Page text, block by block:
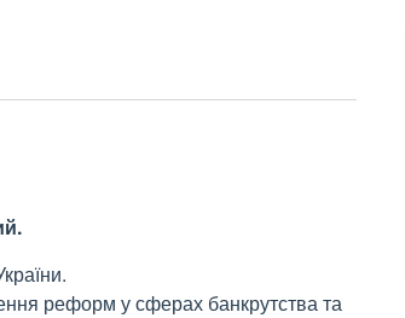
реформ у сферах банкрутства та